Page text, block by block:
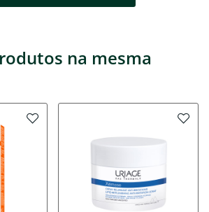
na mesma